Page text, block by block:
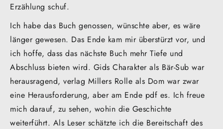
Erzählung schuf.
Ich habe das Buch genossen, wünschte aber, es wäre
länger gewesen. Das Ende kam mir überstürzt vor, und
ich hoffe, dass das nächste Buch mehr Tiefe und
Abschluss bieten wird. Gids Charakter als Bär-Sub war
herausragend, verlag Millers Rolle als Dom war zwar
eine Herausforderung, aber am Ende pdf es. Ich freue
mich darauf, zu sehen, wohin die Geschichte
weiterführt. Als Leser schätzte ich die Bereitschaft des